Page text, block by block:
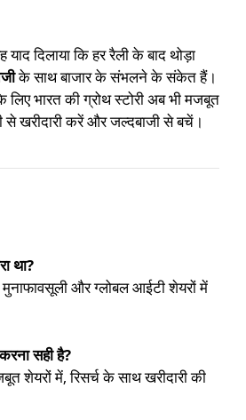
दिलाया कि हर रैली के बाद थोड़ा
के साथ बाजार के संभलने के संकेत हैं।
भारत की ग्रोथ स्टोरी अब भी मजबूत
से खरीदारी करें और जल्दबाजी से बचें।
था?
मुनाफावसूली और ग्लोबल आईटी शेयरों में
सही है?
शेयरों में, रिसर्च के साथ खरीदारी की